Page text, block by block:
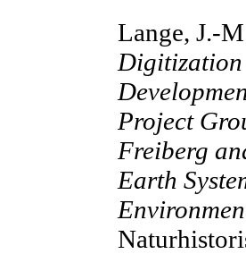
Lange, J.-
Digitization
Project
Freiberg
Earth